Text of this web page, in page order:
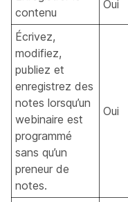
contenu
Oui
Écrivez,
modifiez,
publiez et
enregistrez des
notes lorsqu’un
webinaire est
programmé
sans qu’un
preneur de
notes.
Oui